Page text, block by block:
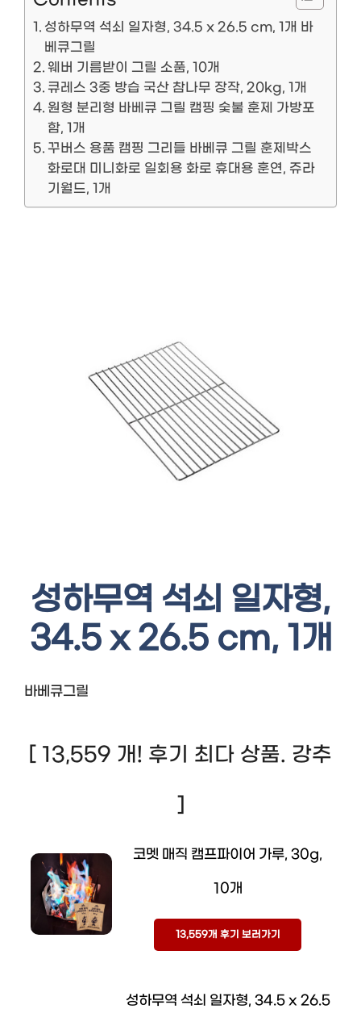
성하무역 석쇠 일자형, 34.5 x 26.5 cm, 1개 바
베큐그릴
웨버 기름받이 그릴 소품, 10개
큐레스 3중 방습 국산 참나무 장작, 20kg, 1개
원형 분리형 바베큐 그릴 캠핑 숯불 훈제 가방포
함, 1개
꾸버스 용품 캠핑 그리들 바베큐 그릴 훈제박스
화로대 미니화로 일회용 화로 휴대용 훈연, 쥬라
기월드, 1개
성하무역 석쇠 일자형,
34.5 x 26.5 cm, 1개
바베큐그릴
[ 13,559 개! 후기 최다 상품. 강추
]
코멧 매직 캠프파이어 가루, 30g,
10개
13,559개 후기 보러가기
성하무역 석쇠 일자형, 34.5 x 26.5